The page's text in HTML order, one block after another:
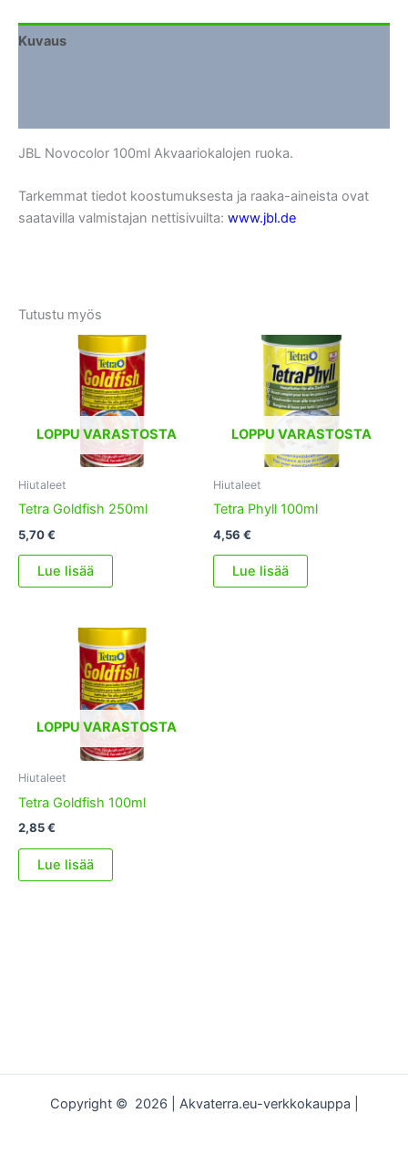
Kuvaus
JBL Novocolor 100ml Akvaariokalojen ruoka.
Tarkemmat tiedot koostumuksesta ja raaka-aineista ovat
saatavilla valmistajan nettisivuilta: www.jbl.de
Tutustu myös
LOPPU VARASTOSTA
Hiutaleet
Tetra Goldfish 250ml
5,70€
Lue lisää
LOPPU VARASTOSTA
Hiutaleet
Tetra Phyll 100ml
4,56 €
Lue lisää
LOPPU VARASTOSTA
Hiutaleet
Tetra Goldfish 100ml
2,85€
Lue lisää
Copyright © 2026 | Akvaterra.eu-verkkokauppa |